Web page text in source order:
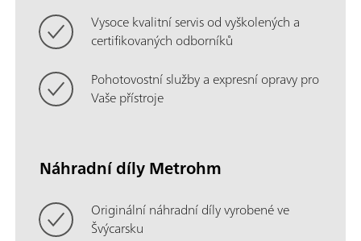
Vysoce kvalitní servis od vyškolených a
certifikovaných odborníků
Pohotovostní služby a expresní opravy pro
Vaše přístroje
Náhradní díly Metrohm
Originální náhradní díly vyrobené ve
Švýcarsku